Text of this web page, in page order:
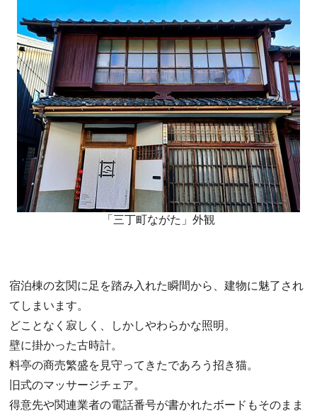
「三丁町ながた」外観
宿泊棟の玄関に足を踏み入れた瞬間から、建物に魅了され
てしまいます。
どことなく寂しく、しかしやわらかな照明。
壁に掛かった古時計。
料亭の商売繁盛を見守ってきたであろう招き猫。
旧式のマッサージチェア。
得意先や関連業者の電話番号が書かれたボードもそのまま